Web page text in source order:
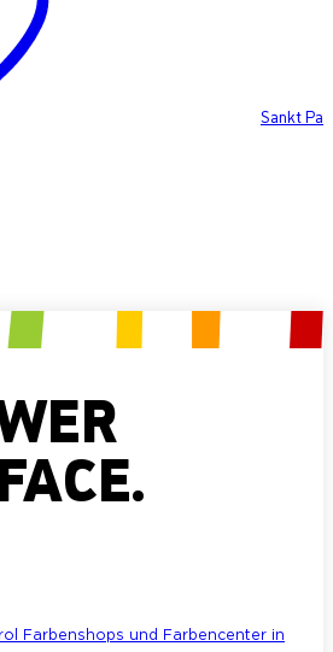
Sankt
Farbenshops und Farbencenter in